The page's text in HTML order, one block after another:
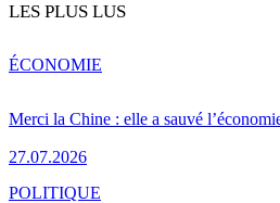
LES PLUS LUS
Merci la Chine : elle a sauvé
27.07.2026
ÉCONOMIE
POLITIQUE